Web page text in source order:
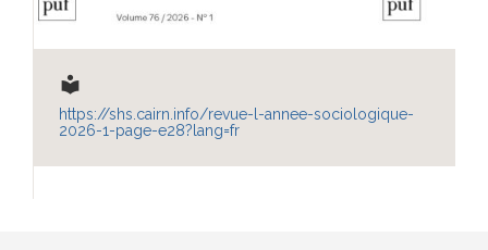
local_library
https://shs.cairn.info/revue-l-annee-sociologique-
2026-1-page-e28?lang=fr